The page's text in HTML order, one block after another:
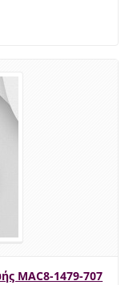
MAC8-1479-707